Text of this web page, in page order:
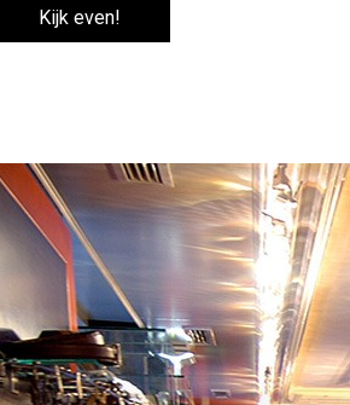
Kijk even!